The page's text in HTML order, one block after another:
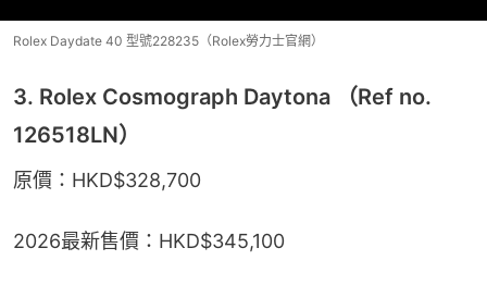
Rolex Daydate 40 型號228235（Rolex勞力士官網）
3. Rolex Cosmograph Daytona （Ref no.
126518LN）
原價：HKD$328,700
2026最新售價：HKD$345,100